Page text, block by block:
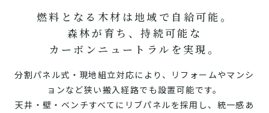
燃料となる木材は地域で自給可能。
森林が育ち、持続可能な
カーボンニュートラルを実現。
分割パネル式・現地組立対応により、リフォームやマンシ
ョンなど狭い搬入経路でも設置可能です。
天井・壁・ベンチすべてにリブパネルを採用し、統一感あ